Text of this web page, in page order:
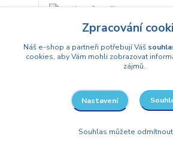
1 hodnocení
Papírové talíře Pokemon -
Zpracování
Náš e-shop a partneři potřebují Váš
cookies, aby Vám mohli zobrazovat
zájmů.
Nastavení
Souhlas můžete odmítnout